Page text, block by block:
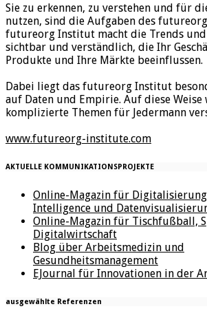
Sie zu erkennen, zu verstehen und für
nutzen, sind die Aufgaben des
futureorg Institut macht die Trends
sichtbar und verständlich, die Ihr
Produkte und Ihre Märkte beeinflussen.
Dabei liegt das futureorg Institut
auf Daten und Empirie. Auf diese Weise
komplizierte Themen für Jedermann
www.futureorg-institute.com
AKTUELLE KOMMUNIKATIONSPROJEKTE
Online-Magazin für
Intelligence und
Online-Magazin für Tischfußball,
Digitalwirtschaft
Blog über Arbeitsmedizin und
Gesundheitsmanagement
EJournal für Innovationen in der
ausgewählte Referenzen